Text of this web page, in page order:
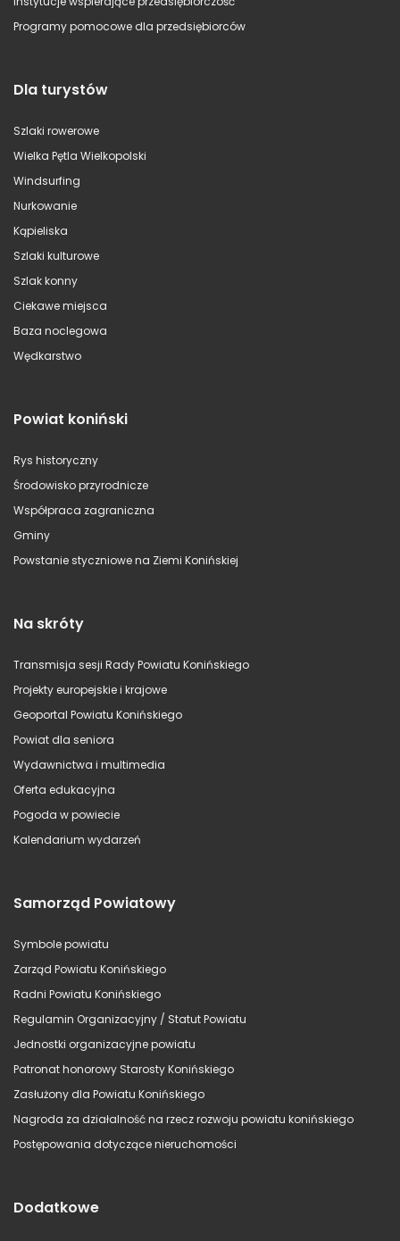
Programy pomocowe dla przedsiębiorców
Dla turystów
Szlaki rowerowe
Wielka Pętla Wielkopolski
Windsurfing
Nurkowanie
Kąpieliska
Szlaki kulturowe
Szlak konny
Ciekawe miejsca
Baza noclegowa
Wędkarstwo
Powiat koniński
Rys historyczny
Środowisko przyrodnicze
Współpraca zagraniczna
Gminy
Powstanie styczniowe na Ziemi Konińskiej
Na skróty
Transmisja sesji Rady Powiatu Konińskiego
Projekty europejskie i krajowe
Geoportal Powiatu Konińskiego
Powiat dla seniora
Wydawnictwa i multimedia
Oferta edukacyjna
Pogoda w powiecie
Kalendarium wydarzeń
Samorząd Powiatowy
Symbole powiatu
Zarząd Powiatu Konińskiego
Radni Powiatu Konińskiego
Regulamin Organizacyjny / Statut Powiatu
Jednostki organizacyjne powiatu
Patronat honorowy Starosty Konińskiego
Zasłużony dla Powiatu Konińskiego
Nagroda za działalność na rzecz rozwoju powiatu konińskiego
Postępowania dotyczące nieruchomości
Dodatkowe